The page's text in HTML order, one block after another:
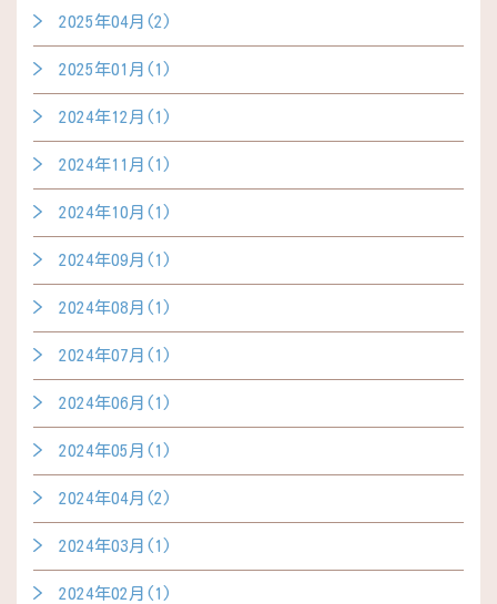
2025年04月(2)
2025年01月(1)
2024年12月(1)
2024年11月(1)
2024年10月(1)
2024年09月(1)
2024年08月(1)
2024年07月(1)
2024年06月(1)
2024年05月(1)
2024年04月(2)
2024年03月(1)
2024年02月(1)